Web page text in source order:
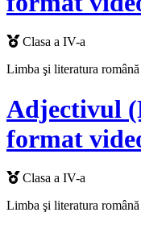
Clasa a IV-a
Limba şi literatura română
Adjectivul
format
Clasa a IV-a
Limba şi literatura română